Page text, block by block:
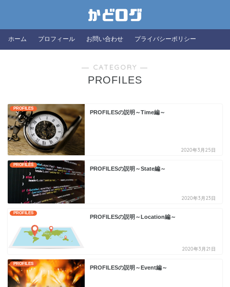
ホーム プロフィール お問い合わせ プライバシーポリシー
― CATEGORY ―
PROFILES
PROFILES
PROFILESの説明～Time編～
2020年3月25日
PROFILES
PROFILESの説明～State編～
2020年3月23日
PROFILES
PROFILESの説明～Location編～
2020年3月21日
PROFILES
PROFILESの説明～Event編～